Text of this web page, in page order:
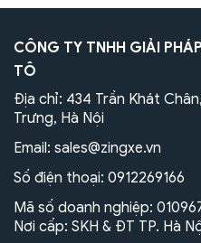
CÔNG TY TNHH GIẢI
TÔ
Địa chỉ: 434 Trần Khát
Trưng, Hà Nội
Email: sales@zingxe.vn
Số điện thoại: 0912269166
Mã số doanh nghiệp:
Nơi cấp: SKH & ĐT TP. Hà